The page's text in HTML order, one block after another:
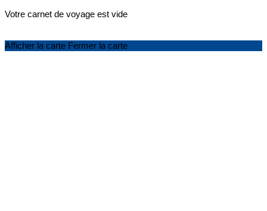
Votre carnet de voyage est vide
Afficher la carte Fermer la carte